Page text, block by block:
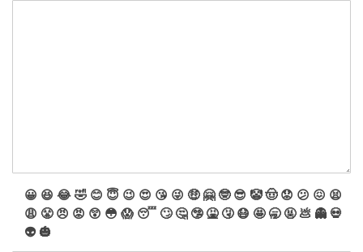
😀 😆 😂🤣 😊 😇 😉 😍 😘 😜 🤑 🤗 🤓 😎 🤡🤠 😟 😕 😖 😫
😩 😤 😠 😡 😲 😳 😱 😴 🙄 🤔 🤥 🤮 🤧 😷 🤩 🥱 🤬 💩 👻 💀
👽 🎃